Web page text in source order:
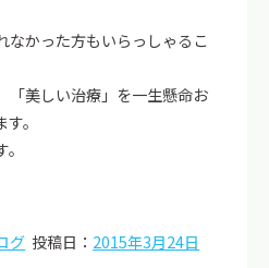
なかった方もいらっしゃるこ
「美しい治療」を一生懸命お
。
グ 投稿日： 2015年3月24日